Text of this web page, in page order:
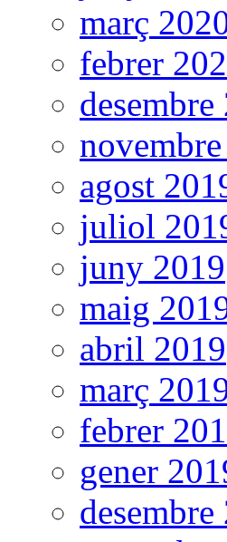
març
febrer
desembre
agost
juliol
juny 2019
maig
abril 2019
març
febrer
gener
desembre